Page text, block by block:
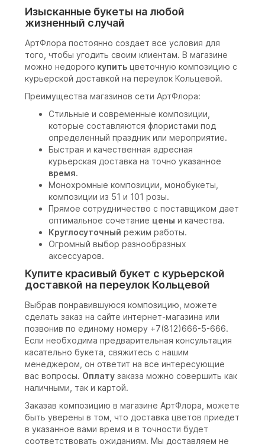
Изысканные букеты на любой
жизненный случай
АртФлора постоянно создает все условия для
того, чтобы угодить своим клиентам. В магазине
можно недорого купить цветочную композицию с
курьерской доставкой на переулок Кольцевой.
Преимущества магазинов сети АртФлора:
Стильные и современные композиции,
которые составляются флористами под
определенный праздник или мероприятие.
Быстрая и качественная адресная
курьерская доставка на точно указанное
время.
Монохромные композиции, монобукеты,
композиции из 51 и 101 розы.
Прямое сотрудничество с поставщиком дает
оптимальное сочетание цены и качества.
Круглосуточный режим работы.
Огромный выбор разнообразных
аксессуаров.
Купите красивый букет с курьерской
доставкой на переулок Кольцевой
Выбрав понравившуюся композицию, можете
сделать заказ на сайте интернет-магазина или
позвонив по единому номеру +7(812)666-5-666.
Если необходима предварительная консультация
касательно букета, свяжитесь с нашим
менеджером, он ответит на все интересующие
вас вопросы. Оплату заказа можно совершить как
наличными, так и картой.
Заказав композицию в магазине АртФлора, можете
быть уверены в том, что доставка цветов приедет
в указанное вами время и в точности будет
соответствовать ожиданиям. Мы доставляем не